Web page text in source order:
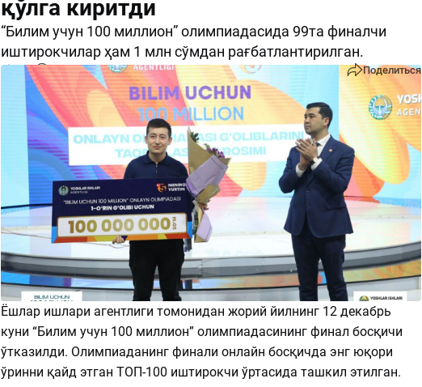
қўлга киритди
“Билим учун 100 миллион” олимпиадасида 99та финалчи
иштирокчилар ҳам 1 млн сўмдан рағбатлантирилган.
750 0 Поделиться
Ёшлар ишлари агентлиги томонидан жорий йилнинг 12 декабрь
куни “Билим учун 100 миллион” олимпиадасининг финал босқичи
ўтказилди. Олимпиаданинг финали онлайн босқичда энг юқори
ўринни қайд этган ТОП-100 иштирокчи ўртасида ташкил этилган.